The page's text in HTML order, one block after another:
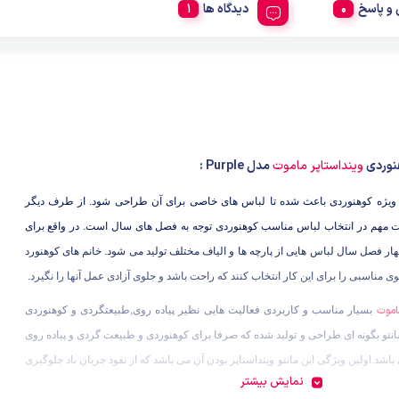
پاسخ دیدگاه ها
وینداستاپر ماموتمدل Purple :
کوهنوردی باعث شده تا لباس های خاصی برای آن طراحی شود. از طرف دیگر
مهم در انتخاب لباس مناسب کوهنوردی توجه به فصل های سال است. در واقع برای
فصل سال لباس هایی از پارچه ها و الیاف مختلف تولید می شود. خانم های کوهنورد
مناسبی را برای این کار انتخاب کنند که راحت باشد و جلوی آزادی عمل آنها را نگیرد.
بسیار مناسب و کاربردی فعالیت هایی نظیر پیاده روی,طبیعتگردی و کوهنوردی
بگونه ای طراحی و تولید شده که صرفا برای کوهنوردی و طبیعت گردی و پیاده روی
ویژگی این مانتو وینداستاپر بودن آن می باشد که از نفوذ جریان باد جلوگیری
بر آن میتوان به جنس مانتو اشاره کرد .در واقع رویه مانتو از جنس پلی استر میباشد که
نمایش بیشتر